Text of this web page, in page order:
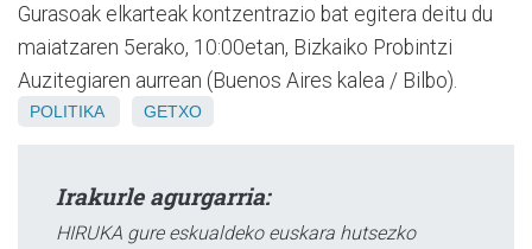
Gurasoak elkarteak kontzentrazio bat egitera deitu du
maiatzaren 5erako, 10:00etan, Bizkaiko Probintzi
Auzitegiaren aurrean (Buenos Aires kalea / Bilbo).
POLITIKA GETXO
Irakurle agurgarria:
HIRUKA gure eskualdeko euskara hutsezko